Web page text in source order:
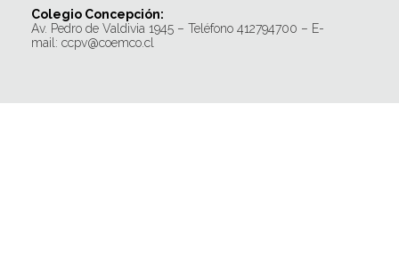
Colegio Concepción:
Av. Pedro de Valdivia 1945 – Teléfono 412794700 – E-
mail: ccpv@coemco.cl